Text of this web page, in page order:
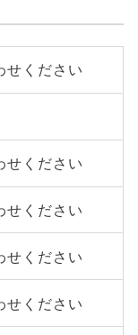
せください
せください
せください
せください
せください